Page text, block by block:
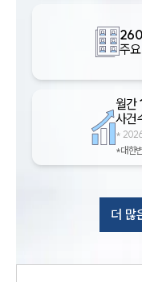
주
월간
사건
*
*대한
더 많